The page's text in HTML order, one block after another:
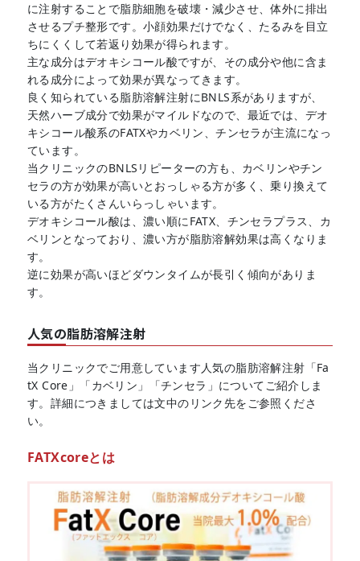
に注射することで脂肪細胞を破壊・減少させ、体外に排出
させるプチ整形です。小顔効果だけでなく、たるみを目立
ちにくくして若返り効果が得られます。
主な成分はデオキシコール酸ですが、その成分や他に含ま
れる成分によって効果が異なってきます。
良く知られている脂肪溶解注射にBNLS系がありますが、
天然ハーブ成分で効果がマイルドなので、最近では、デオ
キシコール酸系のFATXやカベリン、チンセラが主流になっ
ています。
当クリニックのBNLSリピーターの方も、カベリンやチン
セラの方が効果が高いとおっしゃる方が多く、乗り換えて
いる方がたくさんいらっしゃいます。
デオキシコール酸は、濃い順にFATX、チンセラプラス、カ
ベリンとなっており、濃い方が脂肪溶解効果は高くなりま
す。
逆に効果が高いほどダウンタイムが長引く傾向がありま
す。
人気の脂肪溶解注射
当クリニックでご用意しています人気の脂肪溶解注射「Fa
tX Core」「カベリン」「チンセラ」についてご紹介しま
す。詳細につきましては文中のリンク先をご参照くださ
い。
FATXcoreとは